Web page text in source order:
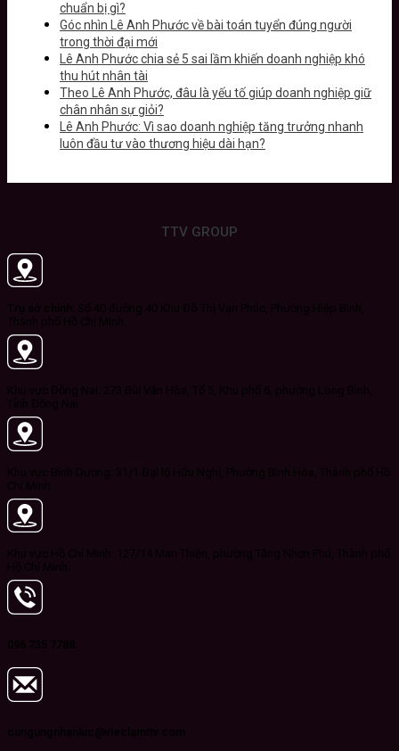
chuẩn bị gì?
Góc nhìn Lê Anh Phước về bài toán tuyển đúng người
trong thời đại mới
Lê Anh Phước chia sẻ 5 sai lầm khiến doanh nghiệp khó
thu hút nhân tài
Theo Lê Anh Phước, đâu là yếu tố giúp doanh nghiệp giữ
chân nhân sự giỏi?
Lê Anh Phước: Vì sao doanh nghiệp tăng trưởng nhanh
luôn đầu tư vào thương hiệu dài hạn?
TTV GROUP